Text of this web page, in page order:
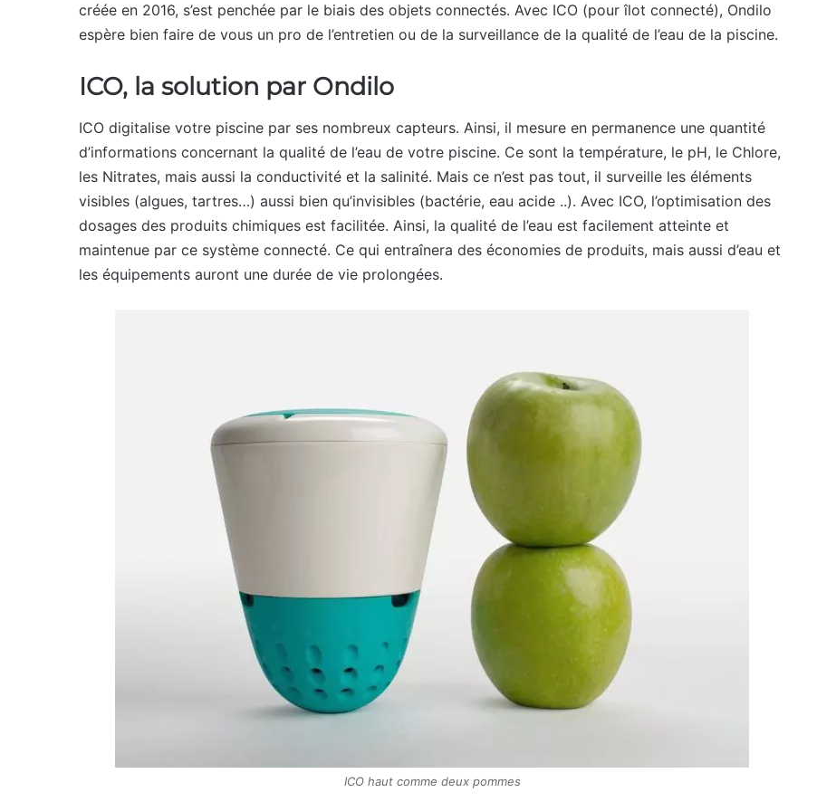
créée en 2016, s’est penchée par le biais des objets connectés. Avec ICO (pour îlot connecté), Ondilo
espère bien faire de vous un pro de l’entretien ou de la surveillance de la qualité de l’eau de la piscine.
ICO, la solution par Ondilo
ICO digitalise votre piscine par ses nombreux capteurs. Ainsi, il mesure en permanence une quantité
d’informations concernant la qualité de l’eau de votre piscine. Ce sont la température, le pH, le Chlore,
les Nitrates, mais aussi la conductivité et la salinité. Mais ce n’est pas tout, il surveille les éléments
visibles (algues, tartres…) aussi bien qu’invisibles (bactérie, eau acide ..). Avec ICO, l’optimisation des
dosages des produits chimiques est facilitée. Ainsi, la qualité de l’eau est facilement atteinte et
maintenue par ce système connecté. Ce qui entraînera des économies de produits, mais aussi d’eau et
les équipements auront une durée de vie prolongées.
ICO haut comme deux pommes